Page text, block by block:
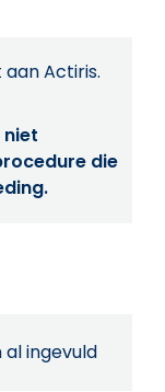
Actiris.
die
al ingevuld